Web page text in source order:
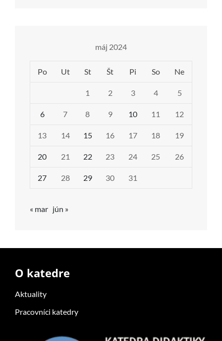
máj 2024
Po Ut St Št Pi So Ne
1 2 3 4 5
6 7 8 9 10 11 12
13 14 15 16 17 18 19
20 21 22 23 24 25 26
27 28 29 30 31
« mar jún »
O katedre
Aktuality
Pracovníci katedry